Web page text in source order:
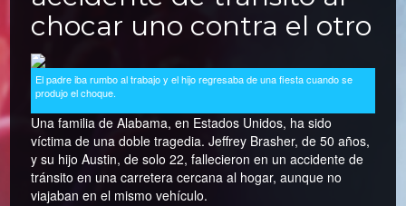
chocar uno contra el otro
El padre iba rumbo al trabajo y el hijo regresaba de una fiesta cuando se
produjo el choque.
Una familia de Alabama, en Estados Unidos, ha sido
víctima de una doble tragedia. Jeffrey Brasher, de 50 años,
y su hijo Austin, de solo 22, fallecieron en un accidente de
tránsito en una carretera cercana al hogar, aunque no
viajaban en el mismo vehículo.